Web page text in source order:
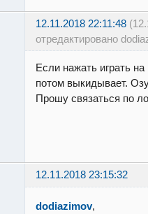
12.11.2018 22:11:48
отредактировано
Если нажать играть
потом выкидывает.
Прошу связаться по
12.11.2018 23:15:32
dodiazimov,